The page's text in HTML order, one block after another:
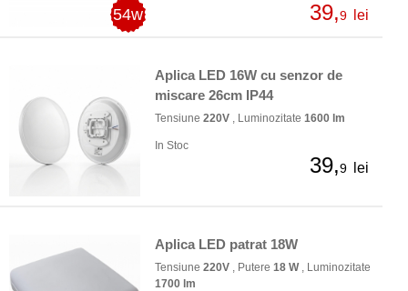
54w 39,9 lei
Aplica LED 16W cu senzor de
miscare 26cm IP44
Tensiune 220V , Luminozitate 1600 lm
In Stoc
39,9 lei
Aplica LED patrat 18W
Tensiune 220V , Putere 18 W, Luminozitate
1700 lm